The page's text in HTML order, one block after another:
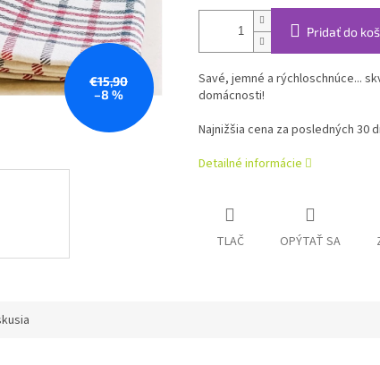
€15,90
–8 %
Pridať do
Savé, jemné a rýchloschnúce...
domácnosti!
Najnižšia cena za posledných 30
Detailné informácie
TLAČ OPÝTAŤ SA